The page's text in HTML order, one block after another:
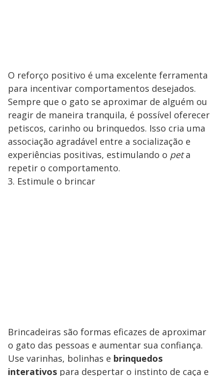
O reforço positivo é uma excelente ferramenta
para incentivar comportamentos desejados.
Sempre que o gato se aproximar de alguém ou
reagir de maneira tranquila, é possível oferecer
petiscos, carinho ou brinquedos. Isso cria uma
associação agradável entre a socialização e
experiências positivas, estimulando o peta
repetir o comportamento.
3. Estimule o brincar
Brincadeiras são formas eficazes de aproximar
o gato das pessoas e aumentar sua confiança.
Use varinhas, bolinhas e brinquedos
interativos para despertar o instinto de caça e